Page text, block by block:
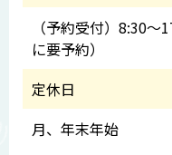
（予約受付）8:30～
に要予約）
定休日
月、年末年始